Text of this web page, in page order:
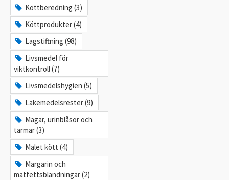
Köttberedning (3)
Köttprodukter (4)
Lagstiftning (98)
Livsmedel för
viktkontroll (7)
Livsmedelshygien (5)
Läkemedelsrester (9)
Magar, urinblåsor och
tarmar (3)
Malet kött (4)
Margarin och
matfettsblandningar (2)